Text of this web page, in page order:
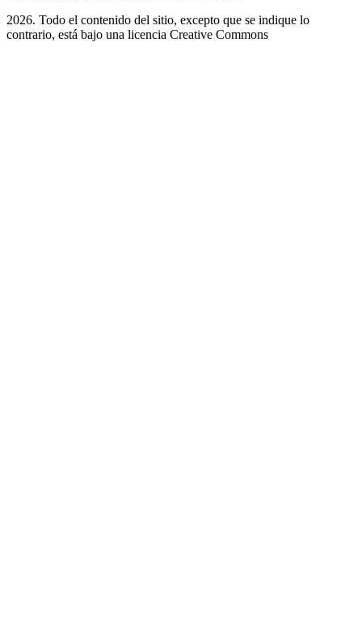
2026. Todo el contenido del sitio, excepto que se indique lo
contrario, está bajo una licencia Creative Commons